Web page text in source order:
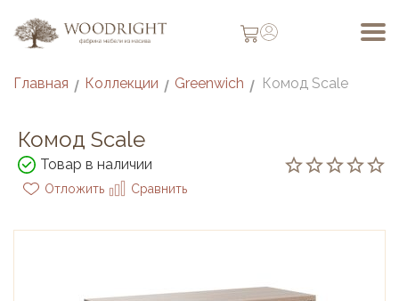
Главная / Коллекции / Greenwich / Комод Scale
Комод Scale
Товар в наличии
Отложить Сравнить